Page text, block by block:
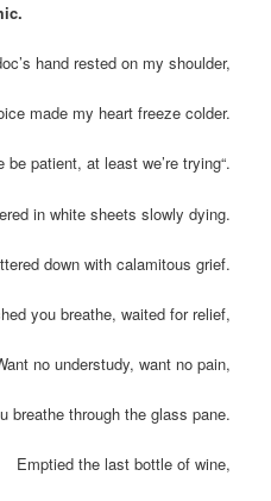
hand rested on my shoulder,
made my heart freeze colder.
be patient, at least we’re trying“.
in white sheets slowly dying.
down with calamitous grief.
you breathe, waited for relief,
no understudy, want no pain,
breathe through the glass pane.
Emptied the last bottle of wine,